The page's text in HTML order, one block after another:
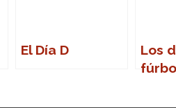
El Día D
Los